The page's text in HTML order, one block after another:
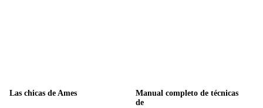
Las chicas de Ames
Manual completo de técnicas
de